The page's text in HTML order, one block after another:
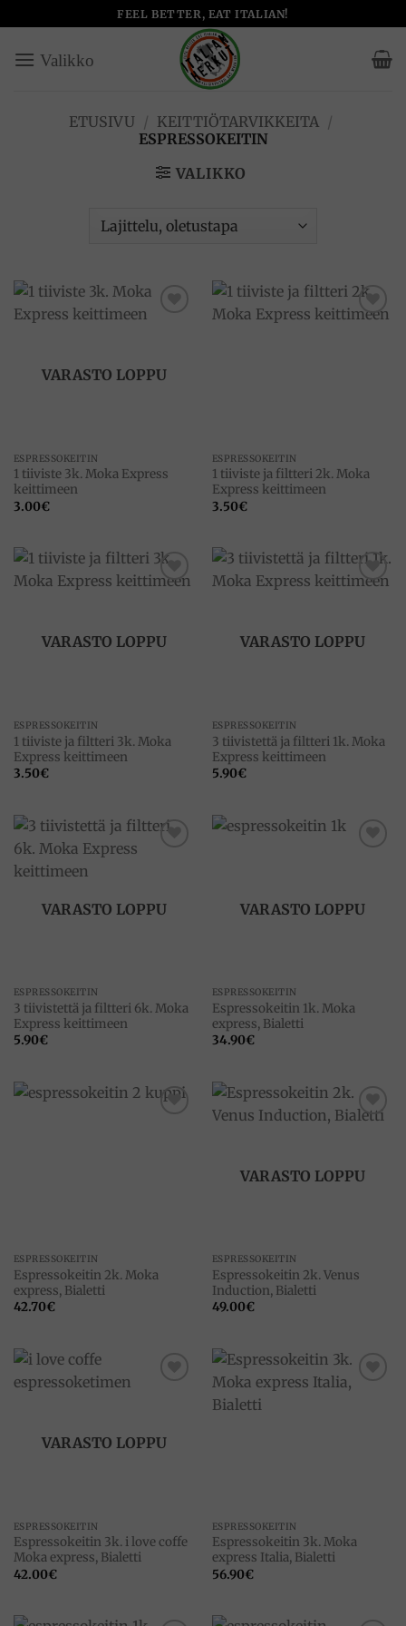
to
content
FEEL BETTER, EAT ITALIAN!
ETUSIVU / KEITTIÖTARVIKKEITA /
ESPRESSOKEITIN
VALIKKO
VARASTO LOPPU
ESPRESSOKEITIN
1 tiiviste 3k. Moka Express
keittimeen
3.00€
ESPRESSOKEITIN
1 tiiviste ja filtteri 2k. Moka
Express keittimeen
3.50€
VARASTO LOPPU
ESPRESSOKEITIN
1 tiiviste ja filtteri 3k. Moka
Express keittimeen
3.50€
VARASTO LOPPU
ESPRESSOKEITIN
3 tiivistettä ja filtteri 1k. Moka
Express keittimeen
5.90€
VARASTO LOPPU
ESPRESSOKEITIN
3 tiivistettä ja filtteri 6k. Moka
Express keittimeen
5.90€
VARASTO LOPPU
ESPRESSOKEITIN
Espressokeitin 1k. Moka
express, Bialetti
34.90€
ESPRESSOKEITIN
Espressokeitin 2k. Moka
express, Bialetti
42.70€
VARASTO LOPPU
ESPRESSOKEITIN
Espressokeitin 2k. Venus
Induction, Bialetti
49.00€
VARASTO LOPPU
ESPRESSOKEITIN
Espressokeitin 3k. i love coffe
Moka express, Bialetti
42.00€
Add to
ESPRESSOKEITIN
Espressokeitin 3k. Moka
express Italia, Bialetti
56.90€